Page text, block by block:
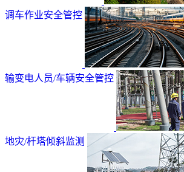
调车作业安全管控
输变电人员/车辆安全管控
地灾/杆塔倾斜监测